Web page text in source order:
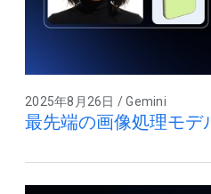
2025年8月26日 / Gemini
最先端の画像処理モデ